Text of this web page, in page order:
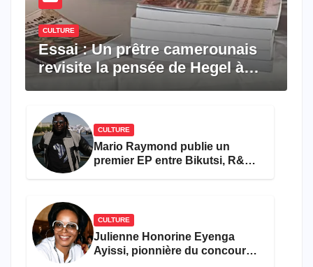
CULTURE
Essai : Un prêtre camerounais
revisite la pensée de Hegel à
CULTURE
Mario Raymond publie un
premier EP entre Bikutsi, R&B
CULTURE
Julienne Honorine Eyenga
Ayissi, pionnière du concours